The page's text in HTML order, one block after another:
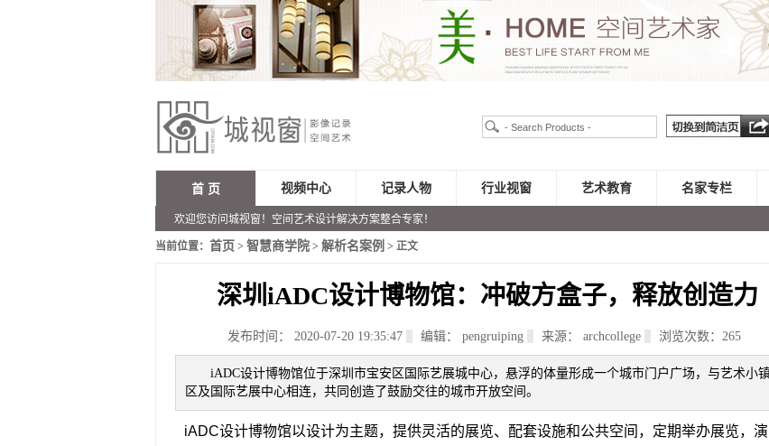
首 页
欢迎您访问城视窗！空间艺术设计解决方案整合专家！
视频中心 记录人物 行业视窗 艺术教育 名家专栏
当前位置： 首页 > 智慧商学院> 解析名案例 > 正文
深圳iADC设计博物馆：冲破方盒子，释放创造力
发布时间： 2020-07-20 19:35:47 编辑： pengruiping 来源： archcollege 浏览次数： 265
iADC设计博物馆位于深圳市宝安区国际艺展城中心，悬浮的体量形成一个城市门户广场，与艺术小
区及国际艺展中心相连，共同创造了鼓励交往的城市开放空间。
iADC设计博物馆以设计为主题，提供灵活的展览、配套设施和公共空间，定期举办展览，演